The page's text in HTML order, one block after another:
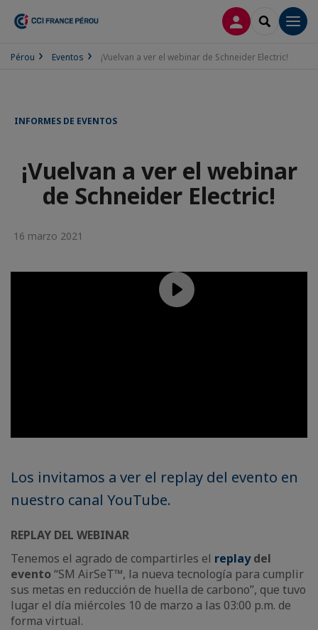
CONECTARSE
SEARCH
Pérou Eventos ¡Vuelvan a ver el webinar de Schneider Electric!
INFORMES DE EVENTOS
¡Vuelvan a ver el webinar
de Schneider Electric!
16 marzo 2021
Los invitamos a ver el replay del evento en
nuestro canal YouTube.
REPLAY DEL WEBINAR
Tenemos el agrado de compartirles el replay del
evento“SM AirSeT™, la nueva tecnología para cumplir
sus metas en reducción de huella de carbono”, que tuvo
lugar el día miércoles 10 de marzo a las 03:00 p.m. de
forma virtual.